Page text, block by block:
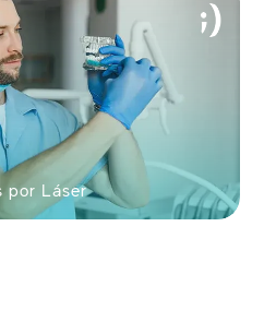
por Láser